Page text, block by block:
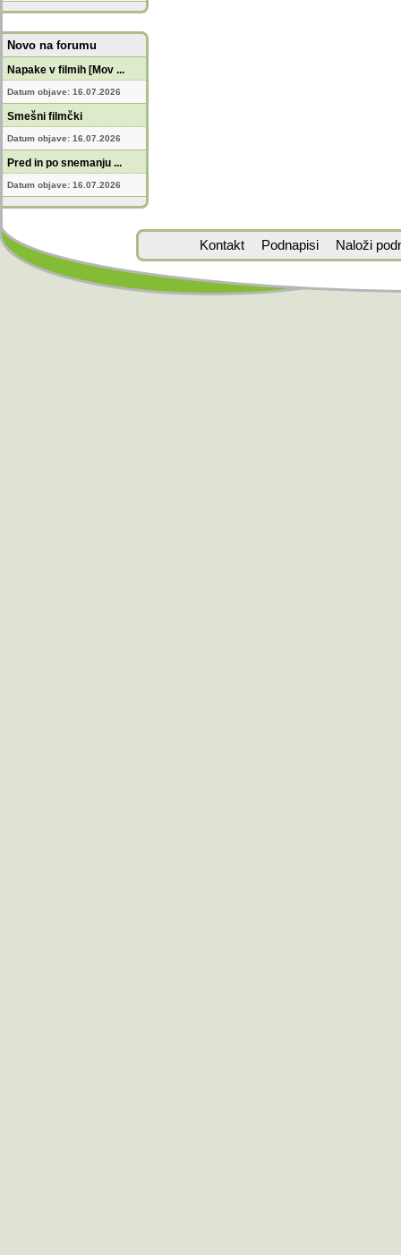
Novo na forumu
Napake v filmih [Mov ...
Datum objave: 16.07.2026
Smešni filmčki
Datum objave: 16.07.2026
Pred in po snemanju ...
Datum objave: 16.07.2026
Kontakt Podnapisi Naloži